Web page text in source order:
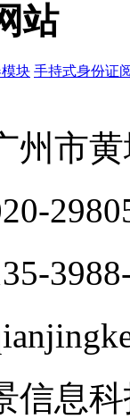
站
块 手持式身份证
州市
信息